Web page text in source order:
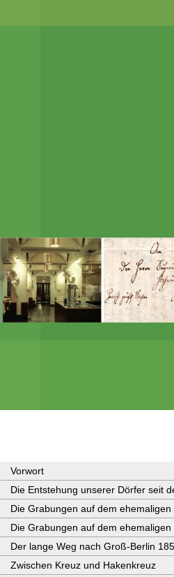
Vorwort
Die Entstehung unserer Dörfer seit
Die Grabungen auf dem
Die Grabungen auf dem
Der lange Weg nach Groß-Berlin
Zwischen Kreuz und Hakenkreuz